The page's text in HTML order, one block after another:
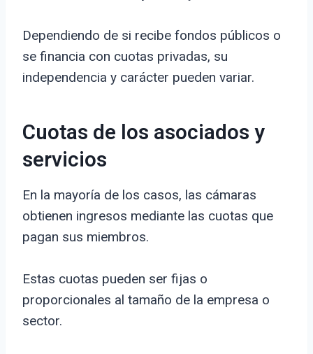
Dependiendo de si recibe fondos públicos o
se financia con cuotas privadas, su
independencia y carácter pueden variar.
Cuotas de los asociados y
servicios
En la mayoría de los casos, las cámaras
obtienen ingresos mediante las cuotas que
pagan sus miembros.
Estas cuotas pueden ser fijas o
proporcionales al tamaño de la empresa o
sector.